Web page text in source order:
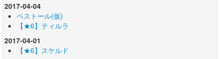
2017-04-04
ベストール(仮)
【★6】ティルラ
2017-04-01
【★6】スケルド